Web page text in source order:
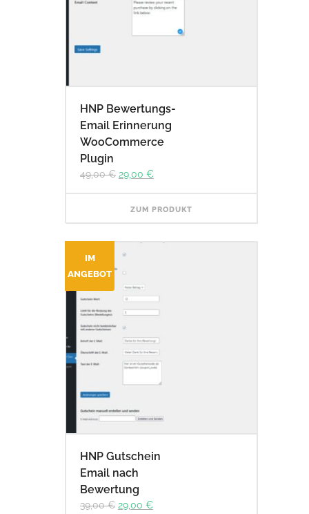
HNP Bewertungs-
Email Erinnerung
WooCommerce
Plugin
49,00€ Ursprünglicher
war:
29,00 €Aktueller
ist:
ZUM PRODUKT
IM
ANGEBOT
HNP Gutschein
Email nach
Bewertung
39,00€ Ursprünglicher
29,00 €Aktueller